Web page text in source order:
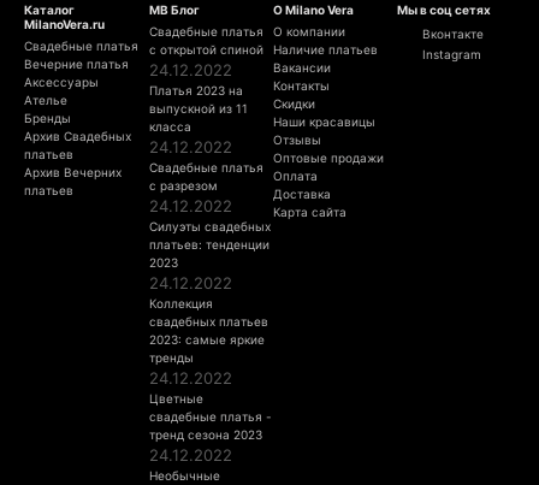
Каталог
MilanoVera.ru
Свадебные платья
Вечерние платья
Аксессуары
Ателье
Бренды
Архив Свадебных
платьев
Архив Вечерних
платьев
МВ Блог
Свадебные платья
с открытой спиной
24.12.2022
Платья 2023 на
выпускной из 11
класса
24.12.2022
Свадебные платья
с разрезом
24.12.2022
Силуэты свадебных
платьев: тенденции
2023
24.12.2022
Коллекция
свадебных платьев
2023: самые яркие
тренды
24.12.2022
Цветные
свадебные платья -
тренд сезона 2023
24.12.2022
Необычные
О Milano Vera
О компании
Наличие платьев
Вакансии
Контакты
Скидки
Наши красавицы
Отзывы
Оптовые продажи
Оплата
Доставка
Карта сайта
Мы в соц сетях
Вконтакте
Instagram